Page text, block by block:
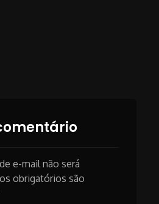
e-mail não será
obrigatórios são